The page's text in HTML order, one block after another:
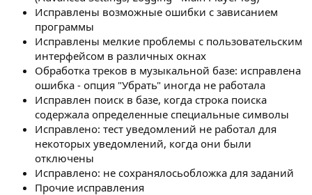
Исправлены возможные ошибки с зависанием
программы
Исправлены мелкие проблемы с пользовательским
интерфейсом в различных окнах
Обработка треков в музыкальной базе: исправлена
ошибка - опция "Убрать" иногда не работала
Исправлен поиск в базе, когда строка поиска
содержала определенные специальные символы
Исправлено: тест уведомлений не работал для
некоторых уведомлений, когда они были
отключены
Исправлено: не сохранялосьобложка для заданий
Прочие исправления